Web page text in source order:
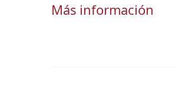
Más información